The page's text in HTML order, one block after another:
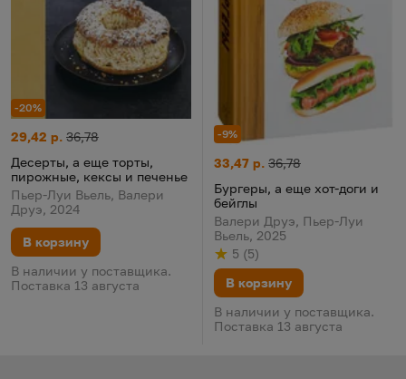
-20%
Десерты, а еще торты, пирожные, кексы и печенье
Цена:
29,42 р.
Старая цена:
36,78
Десерты, а еще торты,
пирожные, кексы и печенье
Пьер-Луи Вьель, Валери
Друэ, 2024
В корзину
В наличии у поставщика.
Поставка 13 августа
-9%
Бургеры, а еще хот-доги и
Цена:
33,47 р.
Старая цена:
36,78
Бургеры, а еще хот-доги и
бейглы
Валери Друэ, Пьер-Луи
Вьель, 2025
Рейтинг
5
из 5 (
по результату
5
голосов)
В корзину
В наличии у поставщика.
Поставка 13 августа